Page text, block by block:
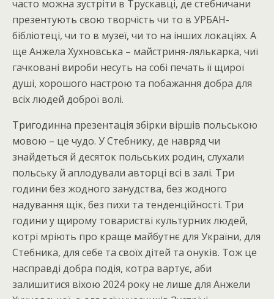
часто можна зустріти в Трускавці, де стебничани
презентують свою творчість чи то в УРБАН-
бібліотеці, чи то в музеї, чи то на інших локаціях. А
ще Анжела Хухновська – майстриня-лялькарка, чиї
гачковані вироби несуть на собі печать її щирої
душі, хорошого настрою та побажання добра для
всіх людей доброї волі.
Тригодинна презентація збірки віршів польською
мовою – це чудо. У Стебнику, де навряд чи
знайдеться й десяток польських родин, слухали
польську й аплодували авторці всі в залі. Три
години без жодного занудства, без жодного
надування щік, без пихи та тенденційності. Три
години у щирому товаристві культурних людей,
котрі мріють про краще майбутнє для України, для
Стебника, для себе та своїх дітей та онуків. Тож це
насправді добра подія, котра вартує, аби
залишитися віхою 2024 року не лише для Анжели